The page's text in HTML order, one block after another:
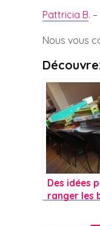
Pattricia B.
Nous vous
Des idées
ranger les